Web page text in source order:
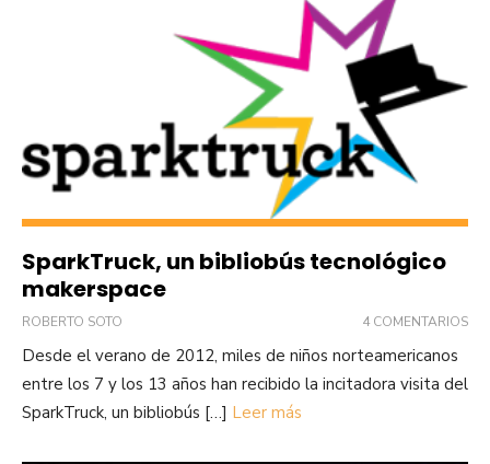
SparkTruck, un bibliobús tecnológico
makerspace
ROBERTO SOTO 4 COMENTARIOS
Desde el verano de 2012, miles de niños norteamericanos
entre los 7 y los 13 años han recibido la incitadora visita del
SparkTruck, un bibliobús […] Leer más